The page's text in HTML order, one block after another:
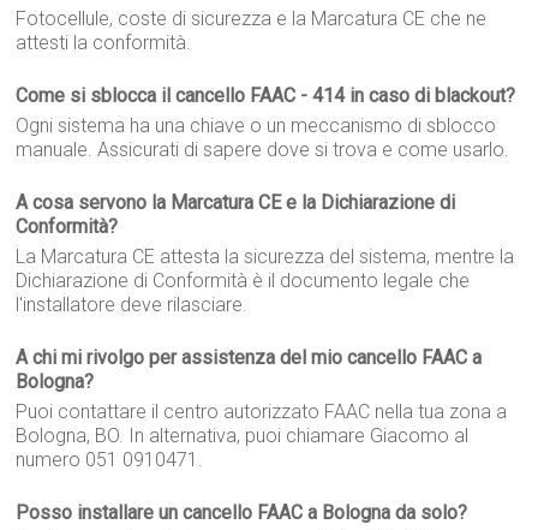
Fotocellule, coste di sicurezza e la Marcatura CE che ne
attesti la conformità.
Come si sblocca il cancello FAAC - 414 in caso di blackout?
Ogni sistema ha una chiave o un meccanismo di sblocco
manuale. Assicurati di sapere dove si trova e come usarlo.
A cosa servono la Marcatura CE e la Dichiarazione di
Conformità?
La Marcatura CE attesta la sicurezza del sistema, mentre la
Dichiarazione di Conformità è il documento legale che
l'installatore deve rilasciare.
A chi mi rivolgo per assistenza del mio cancello FAAC a
Bologna?
Puoi contattare il centro autorizzato FAAC nella tua zona a
Bologna, BO. In alternativa, puoi chiamare Giacomo al
numero 051 0910471.
Posso installare un cancello FAAC a Bologna da solo?